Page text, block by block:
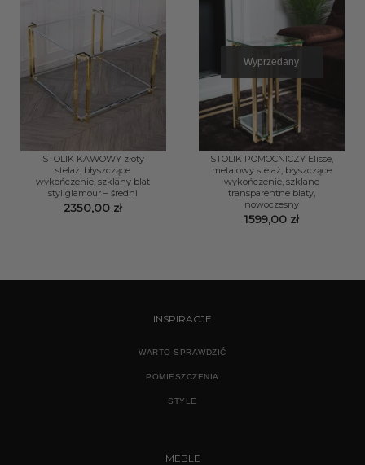
STOLIK KAWOWY złoty
stelaż, błyszczące
wykończenie, szklany blat
styl glamour – średni
2350,00 zł
Wyprzedany
STOLIK POMOCNICZY Elisse,
metalowy stelaż, błyszczące
wykończenie, szklane
transparentne blaty,
nowoczesny
1599,00 zł
INSPIRACJE
WARTO SPRAWDZIĆ
POMIESZCZENIA
STYLE
MEBLE